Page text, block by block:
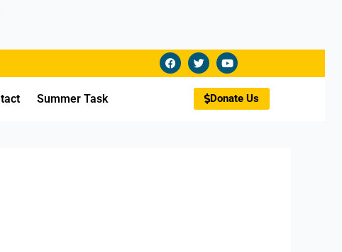
F
a
c
T
w
i
t
e
Y
o
u
t
u
b
Summer Task Donate Us